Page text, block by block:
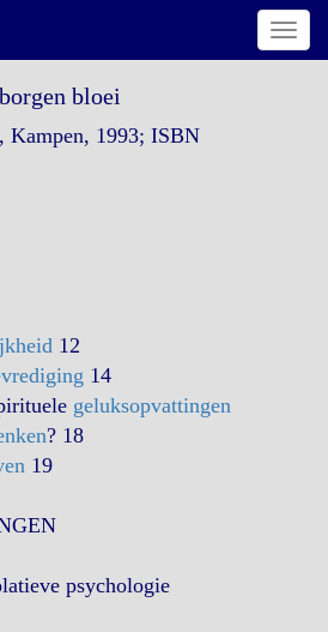
bloei
1993; ISBN
12
14
geluksopvattingen
? 18
19
psychologie